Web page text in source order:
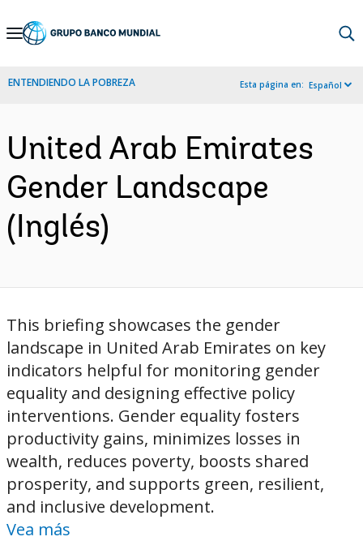
Skip
Navigation
ENTENDIENDO LA POBREZA Esta página en: Español
United Arab Emirates
Gender Landscape
(Inglés)
This briefing showcases the gender
landscape in United Arab Emirates on key
indicators helpful for monitoring gender
equality and designing effective policy
interventions. Gender equality fosters
productivity gains, minimizes losses in
wealth, reduces poverty, boosts shared
prosperity, and supports green, resilient,
and inclusive development.
Vea más